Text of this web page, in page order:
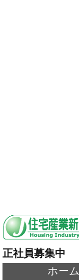
正社員募集中
ホーム